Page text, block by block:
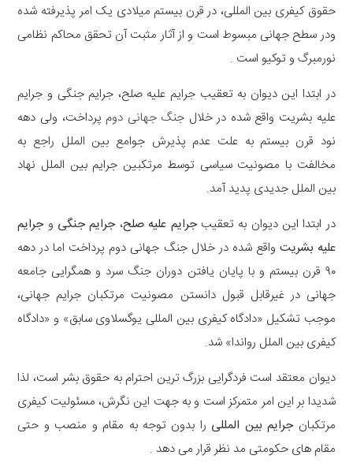
حقوق کیفری بین المللی، در قرن بیستم میلادی یک امر پذیرفته شده
ودر سطح جهانی مبسوط است و از آثار مثبت آن تحقق محاکم نظامی
نورمبرگ و توکیو است .
در ابتدا این دیوان به تعقیب جرایم علیه صلح، جرایم جنگی و جرایم
علیه بشریت واقع شده در خلال جنگ جهانی دوم پرداخت، ولی دهه
نود قرن بیستم به علت عدم پذیرش جوامع بین الملل راجع به
مخالفت با مصونیت سیاسی توسط مرتکبین جرایم بین الملل نهاد
بین الملل جدیدی پدید آمد.
در ابتدا این دیوان به تعقیبجرایم علیه صلح،جرایم جنگی وجرایم
علیه بشریت واقع شده در خلال جنگ جهانی دوم پرداخت اما در دهه
۹۰ قرن بیستم و با پایان یافتن دوران جنگ سرد و همگرایی جامعه
جهانی در غیرقابل قبول دانستن مصونیت مرتکبان جرایم جهانی،
موجب تشکیل «دادگاه کیفری بین المللی یوگسلاوی سابق» و «دادگاه
کیفری بین الملل رواندا» شد.
دیوان معتقد است فردگرایی بزرگ ترین احترام به حقوق بشر است، لذا
شدیدا بر این امر متمرکز است و به جهت این نگرش، مسئولیت کیفری
مرتکبانجرایم بین المللی را بدون توجه به مقام و منصب و حتی
مقام های حکومتی مد نظر قرار می دهد .